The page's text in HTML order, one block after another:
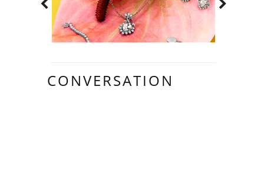
CONVERSATION